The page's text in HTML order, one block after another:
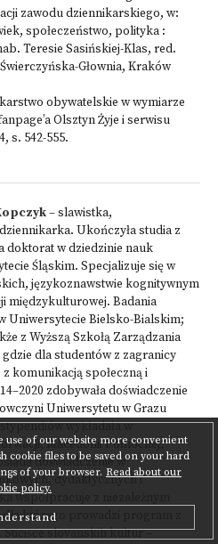
zawodu dziennikarskiego, w:
społeczeństwo, polityka :
Teresie Sasińskiej-Klas, red.
Głownia, Kraków
obywatelskie w wymiarze
Olsztyn Żyje i serwisu
, s. 542-555.
– slawistka,
Ukończyła studia z
doktorat w dziedzinie nauk
Śląskim. Specjalizuje się w
językoznawstwie kognitywnym
międzykulturowej. Badania
Uniwersytecie Bielsko-Bialskim;
z Wyższą Szkołą Zarządzania
dla studentów z zagranicy
komunikacją społeczną i
zdobywała doświadczenie
Uniwersytetu w Grazu
wykładała w
Macedonii Północnej,
doświadczenie w
dydaktycznych i
współpracuje z niezależnym
którego prowadzi program z
Stičišče slovanskih kultur –
use of our website more convenient
cookie files to be saved on your hard
of your browser. Read about our
policy.